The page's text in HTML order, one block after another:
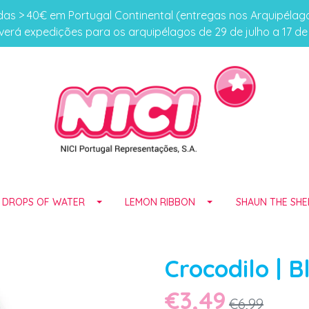
> 40€ em Portugal Continental (entregas nos
expedições para os arquipélagos de 29 de julho a 17
OF WATER LEMON RIBBON SHAUN THE
Crocodilo |
€3,49 €6,99